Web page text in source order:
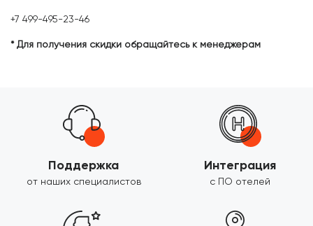
+7 499-495-23-46
* Для получения скидки обращайтесь к менеджерам
Поддержка
от наших специалистов
Интеграция
с ПО отелей